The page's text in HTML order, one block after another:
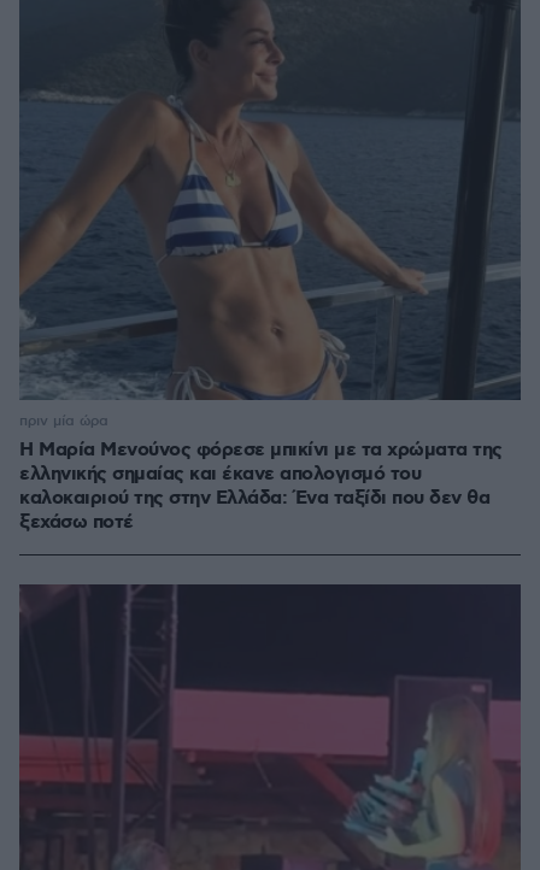
Η Μαρία Μενούνος φόρεσε μπικίνι με τα χρώματα της
ελληνικής σημαίας και έκανε απολογισμό του
καλοκαιριού της στην Ελλάδα: Ένα ταξίδι που δεν θα
ξεχάσω ποτέ
πριν μία ώρα